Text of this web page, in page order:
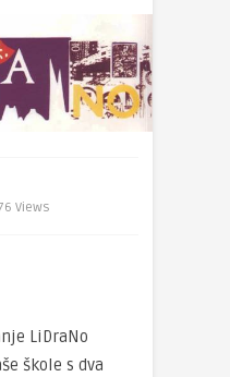
Views
LiDraNo
škole s dva